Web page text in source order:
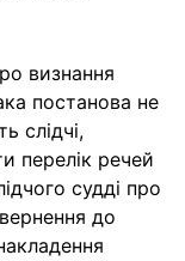
визнання
постанова не
слідчі,
перелік речей
судді про
до